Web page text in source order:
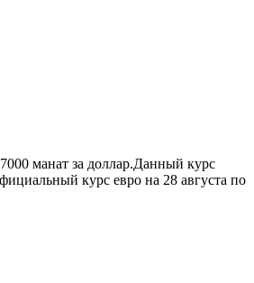
манат за доллар.Данный курс
курс евро на 28 августа по